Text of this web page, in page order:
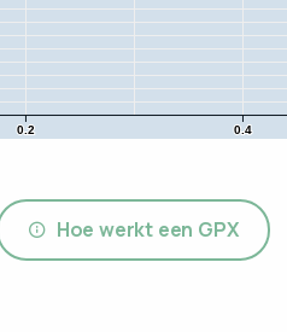
0.2 0.4
Hoe werkt een GPX